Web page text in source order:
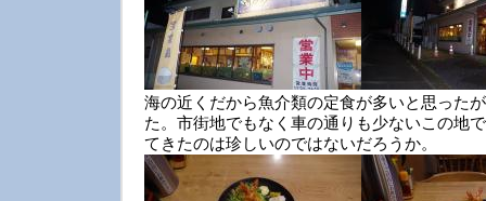
海の近くだから魚介類の定食が多いと思った
た。市街地でもなく車の通りも少ないこの地
てきたのは珍しいのではないだろうか。